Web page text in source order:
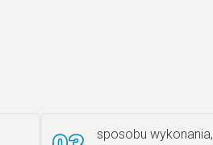
sposobu